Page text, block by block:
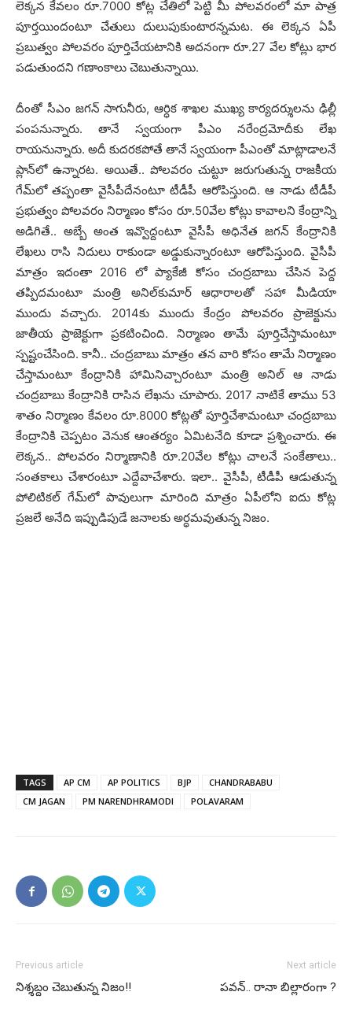
లెక్క‌న కేవ‌లం రూ.7000 కోట్ల చేతిలో పెట్టి మీ పోల‌వ‌రంలో మా పాత్ర
పూర్త‌యిందంటూ చేతులు దులుపుకుంటార‌న్న‌మ‌ట‌. ఈ లెక్క‌న ఏపీ
ప్ర‌బుత్వం పోల‌వ‌రం పూర్తిచేయ‌టానికి అద‌నంగా రూ.27 వేల కోట్లు భార
ప‌డుతుంద‌ని గ‌ణాంకాలు చెబుతున్నాయి.
దీంతో సీఎం జ‌గ‌న్ సాగునీరు, ఆర్ధిక శాఖ‌ల ముఖ్య కార్య‌ద‌ర్శుల‌ను ఢిల్లీ
పంప‌నున్నారు. తానే స్వ‌యంగా పీఎం న‌రేంద్ర‌మోదీకు లేఖ
రాయ‌నున్నారు. అదీ కుద‌ర‌క‌పోతే తానే స్వ‌యంగా పీఎంతో మాట్లాడాల‌నే
ప్లాన్‌లో ఉన్నార‌ట‌. అయితే.. పోల‌వ‌రం చుట్టూ జ‌రుగుతున్న రాజ‌కీయ
గేమ్‌లో త‌ప్పంతా వైసీపీదేనంటూ టీడీపీ ఆరోపిస్తుంది. ఆ నాడు టీడీపీ
ప్ర‌భుత్వం పోల‌వ‌రం నిర్మాణం కోసం రూ.50వేల కోట్లు కావాల‌ని కేంద్రాన్ని
అడిగితే.. అబ్బే అంత ఇవ్వొద్దంటూ వైసీపీ అధినేత జ‌గ‌న్ కేంద్రానికి
లేఖ‌లు రాసి నిదులు రాకుండా అడ్డుకున్నారంటూ ఆరోపిస్తుంది. వైసీపీ
మాత్రం ఇదంతా 2016 లో ప్యాకేజీ కోసం చంద్ర‌బాబు చేసిన పెద్ద
త‌ప్పిద‌మంటూ మంత్రి అనిల్‌కుమార్ ఆధారాల‌తో స‌హా మీడియా
ముందు వ‌చ్చారు. 2014కు ముందు కేంద్రం పోల‌వ‌రం ప్రాజెక్టును
జాతీయ ప్రాజెక్టుగా ప్ర‌క‌టించింది. నిర్మాణం తామే పూర్తిచేస్తామంటూ
స్ప‌ష్టంచేసింది. కానీ.. చంద్ర‌బాబు మాత్రం త‌న వారి కోసం తామే నిర్మాణం
చేస్తామంటూ కేంద్రానికి హామినిచ్చారంటూ మంత్రి అనిల్ ఆ నాడు
చంద్ర‌బాబు కేంద్రానికి రాసిన లేఖ‌ను చూపారు. 2017 నాటికే తాము 53
శాతం నిర్మాణం కేవ‌లం రూ.8000 కోట్ల‌తో పూర్తిచేశామంటూ చంద్ర‌బాబు
కేంద్రానికి చెప్ప‌టం వెనుక ఆంత‌ర్యం ఏమిట‌నేది కూడా ప్ర‌శ్నించారు. ఈ
లెక్క‌న‌.. పోల‌వ‌రం నిర్మాణానికి రూ.20వేల కోట్లు చాల‌నే సంకేతాలు..
సంత‌కాలు చేశారంటూ ఎద్దేవాచేశారు. ఇలా.. వైసీపీ, టీడీపీ ఆడుతున్న
పోలిటిక‌ల్ గేమ్‌లో పావులుగా మారింది మాత్రం ఏపీలోని ఐదు కోట్ల
ప్ర‌జ‌లే అనేది ఇప్పుడిపుడే జ‌నాల‌కు అర్ధ‌మ‌వుతున్న నిజం.
TAGS AP CM AP POLITICS BJP
CHANDRABABU
CM JAGAN
PM NARENDHRAMODI POLAVARAM
Previous article
నిశ్శబ్దం చెబుతున్న నిజం!!
Next article
ప‌వ‌న్‌.. రానా బిల్లారంగా ?